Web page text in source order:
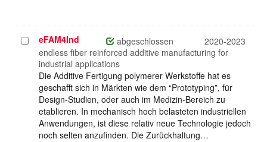
Projekt
auswählen
eFAM4Ind abgeschlossen
2020-2023
endless fiber reinforced additive manufacturing for
industrial applications
Die Additive Fertigung polymerer Werkstoffe hat es
geschafft sich in Märkten wie dem “Prototyping”, für
Design-Studien, oder auch im Medizin-Bereich zu
etablieren. In mechanisch hoch belasteten industriellen
Anwendungen, ist diese relativ neue Technologie jedoch
noch selten anzufinden. Die Zurückhaltung…